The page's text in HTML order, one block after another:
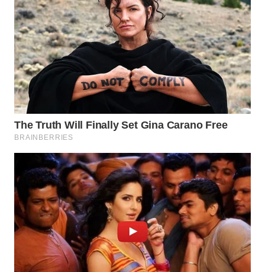
WAHANA
KONSUMEN
WAHANA
LISTRIK
WAHANA
TRAVEL
WAHANA
TV
WAHANANEWS
ID
WAHANANEWS
CO ID